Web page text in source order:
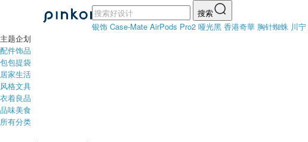
搜索
银饰 Case-Mate AirPods Pro2 哑光黑 香港奇華 胸针蜘蛛 川宁
主题企划
配件饰品
包包提袋
居家生活
风格文具
衣着良品
品味美食
所有分类